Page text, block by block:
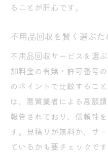
ることが肝心です。
不用品回収を賢く選ぶ
不用品回収サービスを選
加料金の有無・許可番号
のポイントで比較するこ
は、悪質業者による高額
報告されており、信頼性
す。見積りが無料か、サ
ているかも要チェックです